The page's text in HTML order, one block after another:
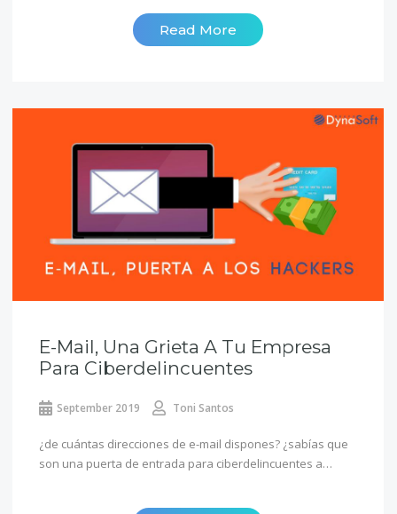
Read More
E-Mail, Una Grieta A Tu Empresa
Para Ciberdelincuentes
September 2019 Toni Santos
¿de cuántas direcciones de e-mail dispones? ¿sabías que
son una puerta de entrada para ciberdelincuentes a…